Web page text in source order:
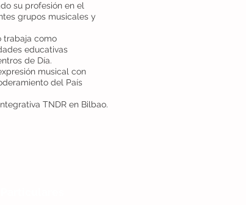
su profesión en el
grupos musicales y
trabaja como
educativas
de Día.
musical con
del País
TNDR en Bilbao.